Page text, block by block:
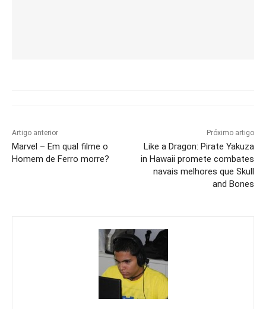
Artigo anterior
Marvel – Em qual filme o
Homem de Ferro morre?
Próximo artigo
Like a Dragon: Pirate Yakuza
in Hawaii promete combates
navais melhores que Skull
and Bones